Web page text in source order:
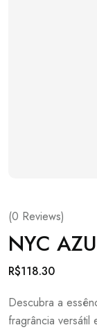
(0 Reviews)
NYC
R$118.30
Descubra a
fragrância versátil